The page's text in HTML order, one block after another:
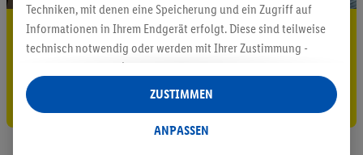
5.95 € Versand sparen³²ᵃ
Jetzt zum Newsletter anmelden
Gutschein sichern!
Techniken, mit denen eine Speicherung und ein Zugriff auf
Informationen in Ihrem Endgerät erfolgt. Diese sind teilweise
technisch notwendig oder werden mit Ihrer Zustimmung -
auch durch Partner (u.a.
Verantwortliche; im Zusammenhang mit dem IAB TCF
insgesamt
Statistik-Erstellung oder für personalisierte Werbung
ANPASSEN
ZUSTIMMEN